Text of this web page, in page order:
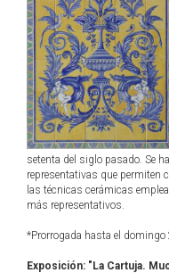
setenta del siglo pasado. Se
representativas que permiten
las técnicas cerámicas
más representativos.
*Prorrogada hasta el
Exposición: "La Cartuja.